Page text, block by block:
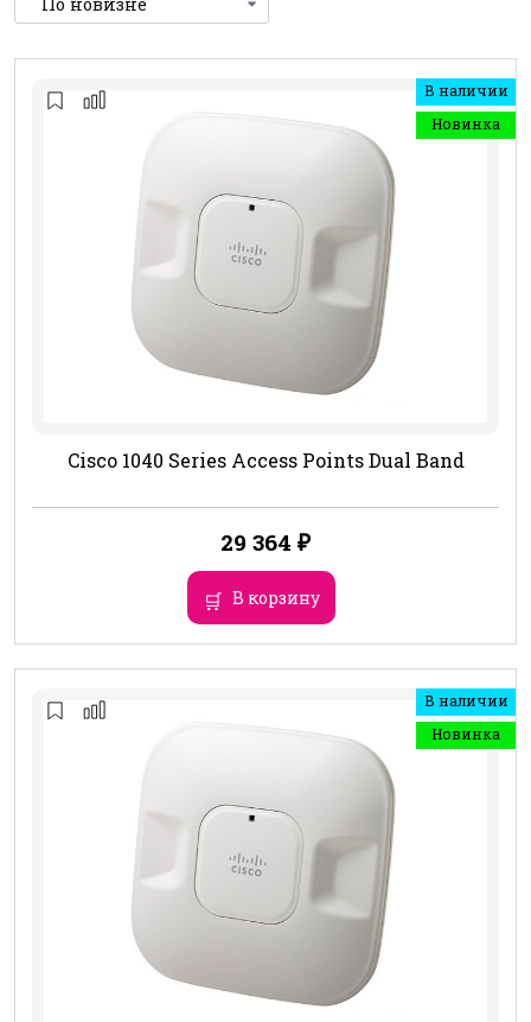
В наличии
Новинка
Cisco 1040 Series Access Points Dual Band
29 364 ₽
В корзину
В наличии
Новинка